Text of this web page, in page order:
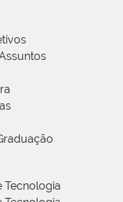
Tecnologia